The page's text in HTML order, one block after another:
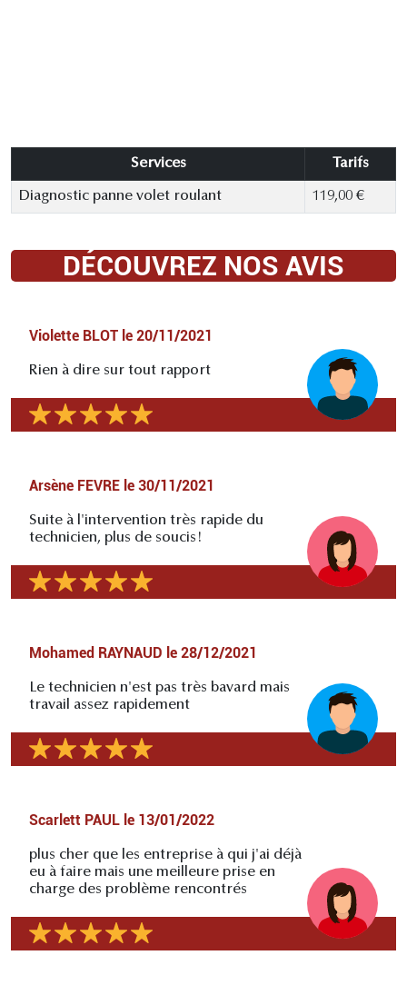
Services Tarifs
Diagnostic panne volet roulant 119,00 €
DÉCOUVREZ NOS AVIS
Violette BLOT le 20/11/2021
Rien à dire sur tout rapport
Arsène FEVRE le 30/11/2021
Suite à l'intervention très rapide du
technicien, plus de soucis!
Mohamed RAYNAUD le 28/12/2021
Le technicien n'est pas très bavard mais
travail assez rapidement
Scarlett PAUL le 13/01/2022
plus cher que les entreprise à qui j'ai déjà
eu à faire mais une meilleure prise en
charge des problème rencontrés